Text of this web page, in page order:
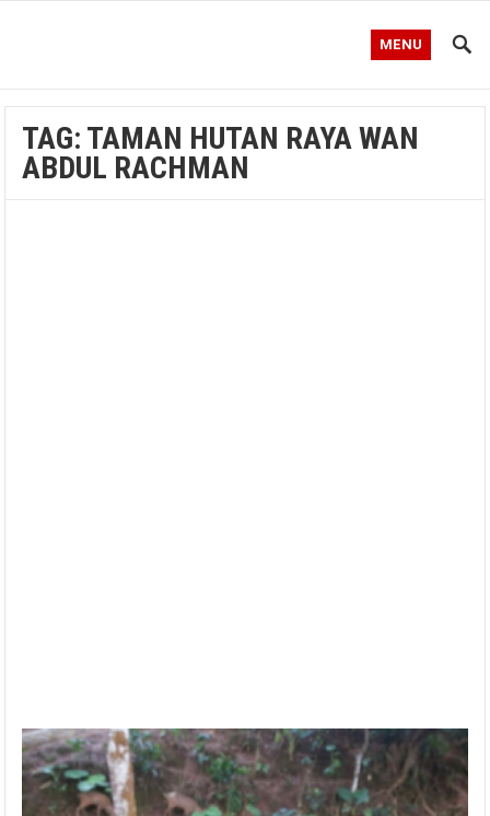
MENU
TAG: TAMAN HUTAN RAYA WAN
ABDUL RACHMAN